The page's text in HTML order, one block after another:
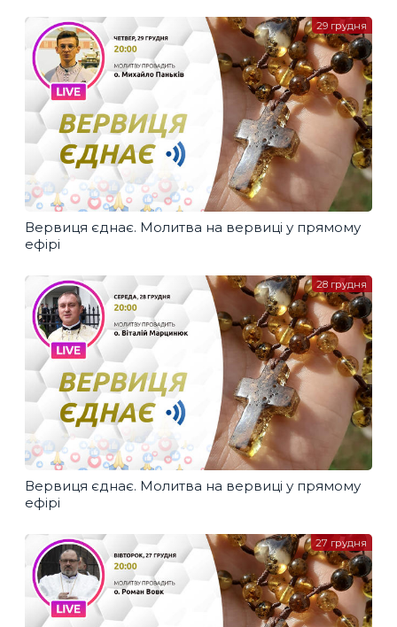
Вервиця єднає. Молитва на вервиці у прямому
ефірі
29 грудня
Вервиця єднає. Молитва на вервиці у прямому
ефірі
28 грудня
27 грудня